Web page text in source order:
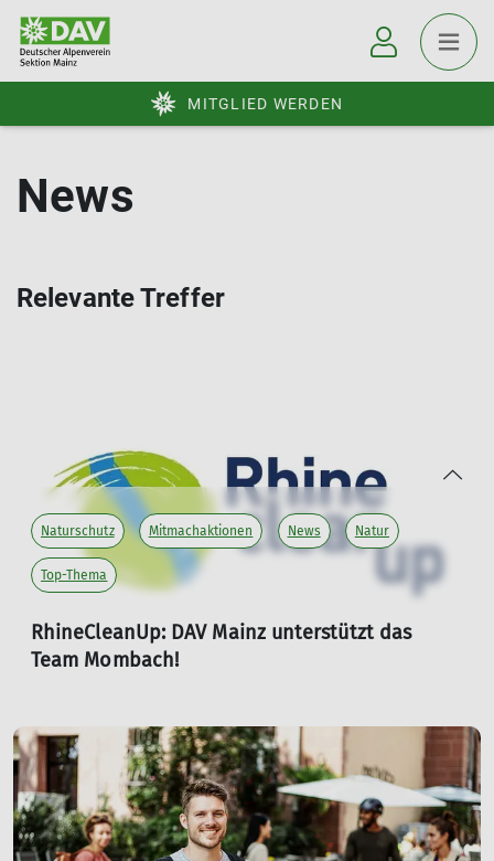
MITGLIED WERDEN
News
Relevante Treffer
Naturschutz Mitmachaktionen News Natur
Top-Thema
RhineCleanUp: DAV Mainz unterstützt das
Team Mombach!
Am 12. September am Mombacher Rheinufer.
mehr erfahren